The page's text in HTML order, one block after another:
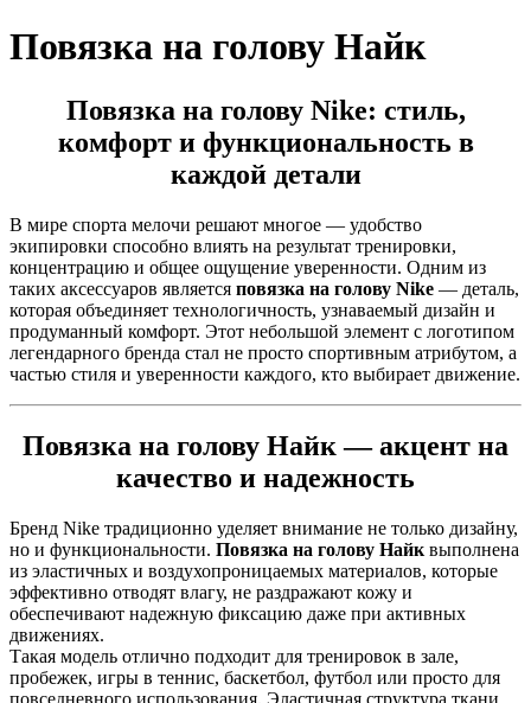
Повязка на голову Найк
Повязка на голову Nike: стиль,
комфорт и функциональность в
каждой детали
В мире спорта мелочи решают многое — удобство
экипировки способно влиять на результат тренировки,
концентрацию и общее ощущение уверенности. Одним из
таких аксессуаров является повязка на голову Nike — деталь,
которая объединяет технологичность, узнаваемый дизайн и
продуманный комфорт. Этот небольшой элемент с логотипом
легендарного бренда стал не просто спортивным атрибутом, а
частью стиля и уверенности каждого, кто выбирает движение.
Повязка на голову Найк — акцент на
качество и надежность
Бренд Nike традиционно уделяет внимание не только дизайну,
но и функциональности. Повязка на голову Найк выполнена
из эластичных и воздухопроницаемых материалов, которые
эффективно отводят влагу, не раздражают кожу и
обеспечивают надежную фиксацию даже при активных
движениях.
Такая модель отлично подходит для тренировок в зале,
пробежек, игры в теннис, баскетбол, футбол или просто для
повседневного использования. Эластичная структура ткани